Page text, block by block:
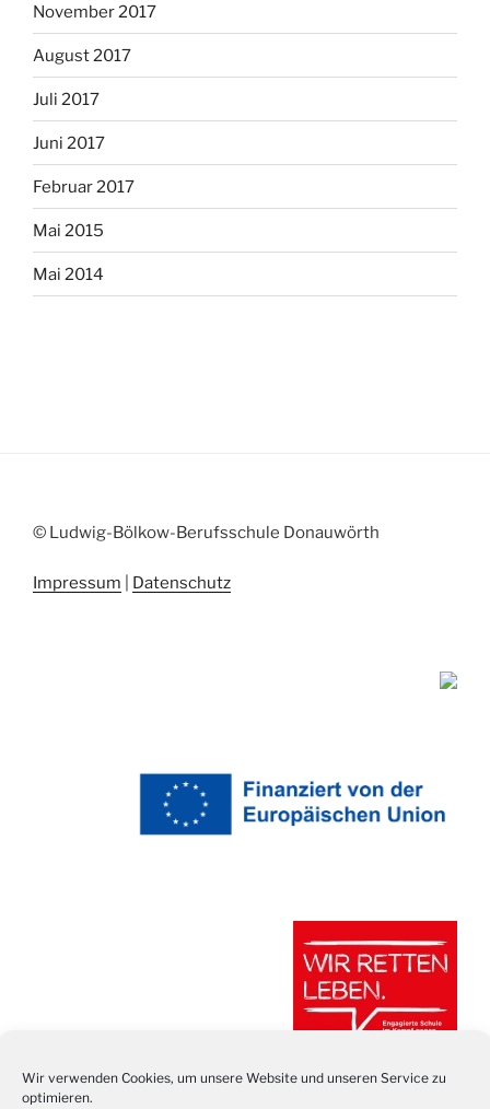
Wir verwenden Cookies, um unsere Website und unseren Service zu
optimieren.
November 2017
August 2017
Juli 2017
Juni 2017
Februar 2017
Mai 2015
Mai 2014
© Ludwig-Bölkow-Berufsschule Donauwörth
Impressum Datenschutz